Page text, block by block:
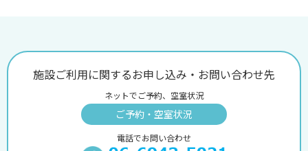
施設ご利用に関するお申し込み・お問い合わせ先
ネットでご予約、空室状況
ご予約・空室状況
電話でお問い合わせ